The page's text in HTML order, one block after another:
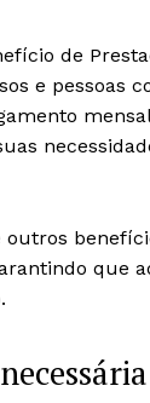
de
e pessoas
que